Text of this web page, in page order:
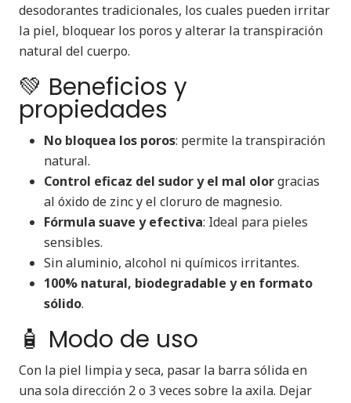
desodorantes tradicionales, los cuales pueden irritar
la piel, bloquear los poros y alterar la transpiración
natural del cuerpo.
💚 Beneficios y
propiedades
No bloquea los poros: permite la transpiración
natural.
Control eficaz del sudor y el mal olorgracias
al óxido de zinc y el cloruro de magnesio.
Fórmula suave y efectiva: Ideal para pieles
sensibles.
Sin aluminio, alcohol ni químicos irritantes.
100% natural, biodegradable y en formato
sólido.
🧴 Modo de uso
Con la piel limpia y seca, pasar la barra sólida en
una sola dirección 2 o 3 veces sobre la axila. Dejar